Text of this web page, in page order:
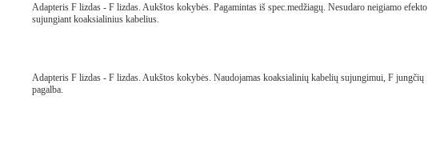
Adapteris F lizdas - F lizdas. Aukštos kokybės. Pagamintas iš spec.medžiagų. Nesudaro neigiamo efekto
sujungiant koaksialinius kabelius.
Adapteris F lizdas - F lizdas. Aukštos kokybės. Naudojamas koaksialinių kabelių sujungimui, F jungčių
pagalba.